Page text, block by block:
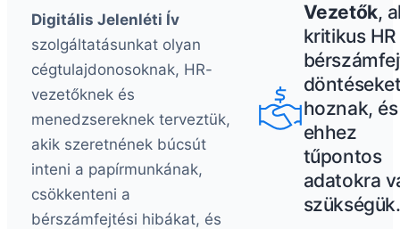
Digitális Jelenléti Ív
szolgáltatásunkat olyan
cégtulajdonosoknak, HR-
vezetőknek és
menedzsereknek terveztük,
akik szeretnének búcsút
inteni a papírmunkának,
csökkenteni a
bérszámfejtési hibákat, és
Vezetők,
kritikus
hoznak, és
ehhez
tűpontos
adatokra
szükségük.